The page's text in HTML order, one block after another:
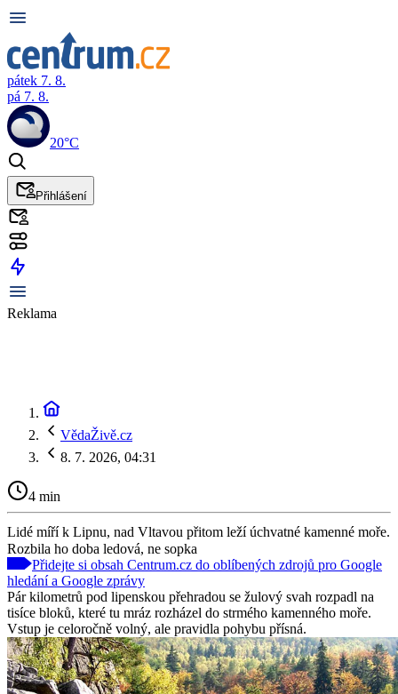
pátek 7. 8.
pá 7. 8.
20°C
Přihlášení
Reklama
VědaŽivě.cz
8. 7. 2026, 04:31
4 min
Lidé míří k Lipnu, nad Vltavou přitom leží úchvatné kamenné moře.
Rozbila ho doba ledová, ne sopka
Přidejte si obsah Centrum.cz do oblíbených zdrojů pro Google
hledání a Google zprávy
Pár kilometrů pod lipenskou přehradou se žulový svah rozpadl na
tisíce bloků, které tu mráz rozházel do strmého kamenného moře.
Vstup je celoročně volný, ale pravidla pohybu přísná.